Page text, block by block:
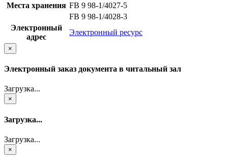
Места хранения FB 9 98-1/4027-5
FB 9 98-1/4028-3
Электронный
адрес
Электронный ресурс
×
Электронный заказ документа в читальный зал
Загрузка...
×
Загрузка...
Загрузка...
×